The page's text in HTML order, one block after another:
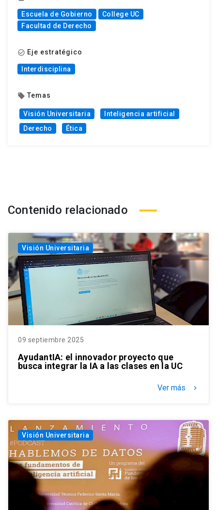
Escuela de Gobierno
College UC
Facultad de Derecho
check_circle_outline Eje estratégico
Interdisciplina
local_offer Temas
Visión Universitaria
Inteligencia artificial
Derecho
Ética
Contenido relacionado
Visión Universitaria
09 septiembre 2025
AyudantIA: el innovador proyecto que
busca integrar la IA a las clases en la UC
Ver más keyboard_arrow_right
Visión Universitaria